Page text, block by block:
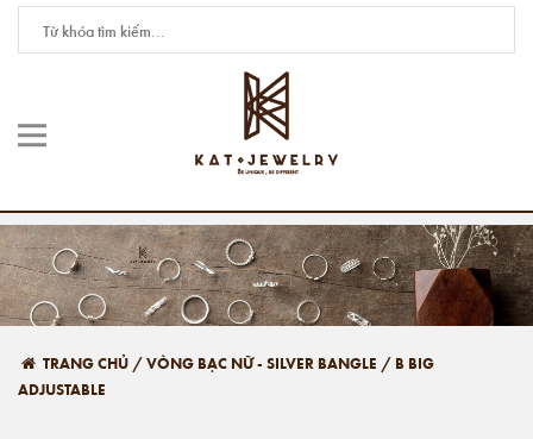
TRANG CHỦ /VÒNG BẠC NỮ - SILVER BANGLE / B BIG
ADJUSTABLE